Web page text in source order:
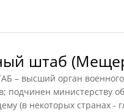
штаб
– высший орган
подчинен министерству
(в некоторых странах -